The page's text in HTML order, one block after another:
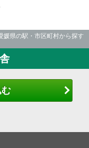
媛県の駅・市区町村から探す
む